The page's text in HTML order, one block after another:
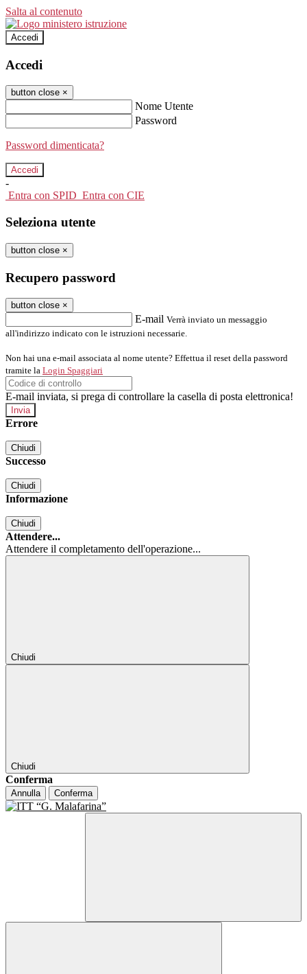
Salta al contenuto
Accedi
Accedi
button close ×
Nome Utente
Password
Password dimenticata?
-
Entra con SPID Entra con CIE
Seleziona utente
button close ×
Recupero password
button close ×
E-mail Verrà inviato un messaggio
all'indirizzo indicato con le istruzioni necessarie.
Non hai una e-mail associata al nome utente? Effettua il reset della password
tramite la Login Spaggiari
E-mail inviata, si prega di controllare la casella di posta elettronica!
Errore
Chiudi
Successo
Chiudi
Informazione
Chiudi
Attendere...
Attendere il completamento dell'operazione...
Chiudi
Chiudi
Conferma
Annulla Conferma